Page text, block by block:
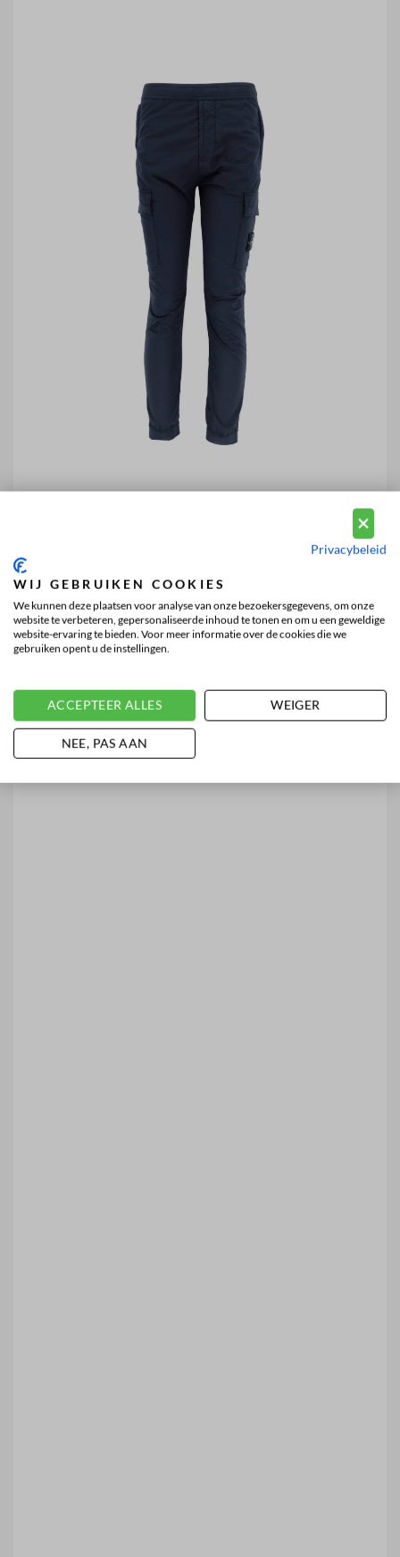
Privacybeleid
WIJ GEBRUIKEN COOKIES
We kunnen deze plaatsen voor analyse van onze bezoekersgegevens, om onze
website te verbeteren, gepersonaliseerde inhoud te tonen en om u een geweldige
website-ervaring te bieden. Voor meer informatie over de cookies die we
gebruiken opent u de instellingen.
ACCEPTEER ALLES WEIGER
NEE, PAS AAN